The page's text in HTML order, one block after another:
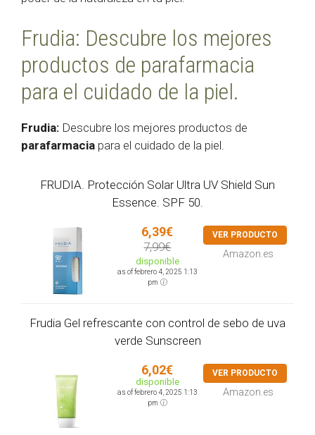
Frudia: Descubre los mejores
productos de parafarmacia
para el cuidado de la piel.
Frudia: Descubre los mejores productos de
parafarmacia para el cuidado de la piel.
FRUDIA. Protección Solar Ultra UV Shield Sun
Essence. SPF 50.
6,39€
7,99€
disponible
as of febrero 4, 2025 1:13
pm
VER PRODUCTO
Amazon.es
Frudia Gel refrescante con control de sebo de uva
verde Sunscreen
6,02€
disponible
as of febrero 4, 2025 1:13
pm
VER PRODUCTO
Amazon.es